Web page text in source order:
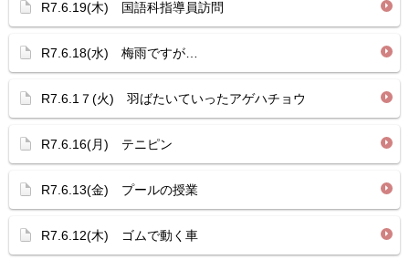
R7.6.19(木) 国語科指導員訪問
R7.6.18(水) 梅雨ですが…
R7.6.1７(火) 羽ばたいていったアゲハチョウ
R7.6.16(月) テニピン
R7.6.13(金) プールの授業
R7.6.12(木) ゴムで動く車